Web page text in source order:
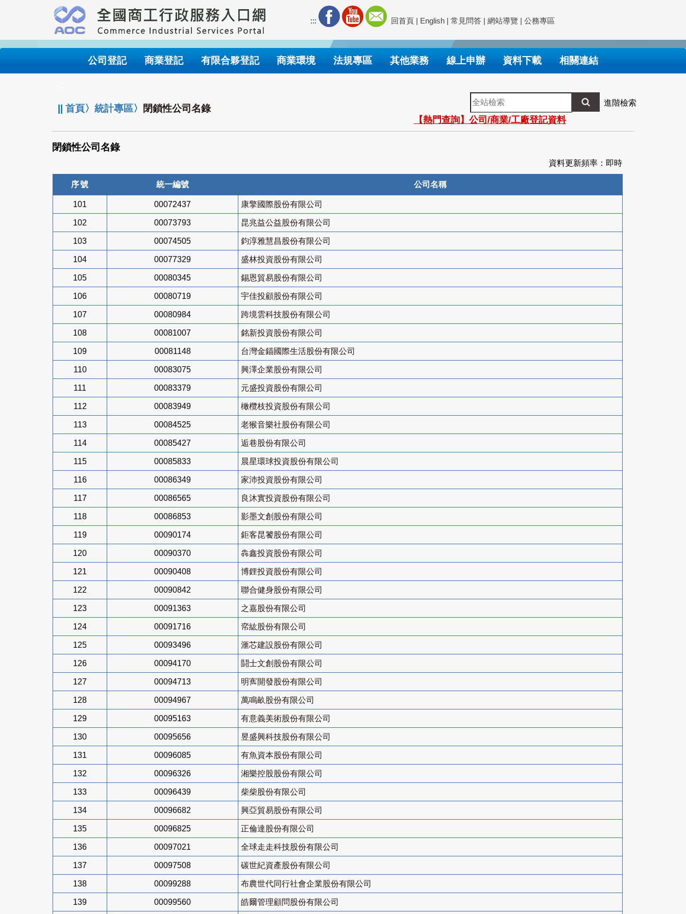
要
內
::: 回首頁 | English | 常見問答 | 網站導覽 | 公務專區
公司登記 商業登記 有限合夥登記 商業環境 法規專區 其他業務 線上申辦 資料下載 相關連結
||首頁〉統計專區〉 閉鎖性公司名錄
全
站
檢
索
進階檢索
【熱門查詢】公司/商業/工廠登記資料
閉鎖性公司名錄
資料更新頻率：即時
序號 統一編號 公司名稱
101 00072437 康擎國際股份有限公司
102 00073793 昆兆益公益股份有限公司
103 00074505 鈞淳雅慧昌股份有限公司
104 00077329 盛林投資股份有限公司
105 00080345 錫恩貿易股份有限公司
106 00080719 宇佳投顧股份有限公司
107 00080984 跨境雲科技股份有限公司
108 00081007 銘新投資股份有限公司
109 00081148 台灣金錨國際生活股份有限公司
110 00083075 興澤企業股份有限公司
111 00083379 元盛投資股份有限公司
112 00083949 橄欖枝投資股份有限公司
113 00084525 老猴音樂社股份有限公司
114 00085427 逅巷股份有限公司
115 00085833 晨星環球投資股份有限公司
116 00086349 家沛投資股份有限公司
117 00086565 良沐實投資股份有限公司
118 00086853 影墨文創股份有限公司
119 00090174 鉅客昆饕股份有限公司
120 00090370 犇鑫投資股份有限公司
121 00090408 博鋰投資股份有限公司
122 00090842 聯合健身股份有限公司
123 00091363 之嘉股份有限公司
124 00091716 帟紘股份有限公司
125 00093496 滙芯建設股份有限公司
126 00094170 鬪士文創股份有限公司
127 00094713 明寯開發股份有限公司
128 00094967 萬鳴畝股份有限公司
129 00095163 有意義美術股份有限公司
130 00095656 昱盛興科技股份有限公司
131 00096085 有魚資本股份有限公司
132 00096326 湘樂控股股份有限公司
133 00096439 柴柴股份有限公司
134 00096682 興亞貿易股份有限公司
135 00096825 正倫達股份有限公司
136 00097021 全球走走科技股份有限公司
137 00097508 碳世紀資產股份有限公司
138 00099288 布農世代同行社會企業股份有限公司
139 00099560 皓爾管理顧問股份有限公司